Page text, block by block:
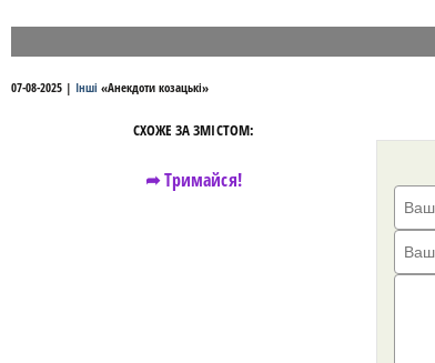
07-08-2025 | Інші «Анекдоти козацькі»
СХОЖЕ ЗА ЗМІСТОМ:
➦ Тримайся!